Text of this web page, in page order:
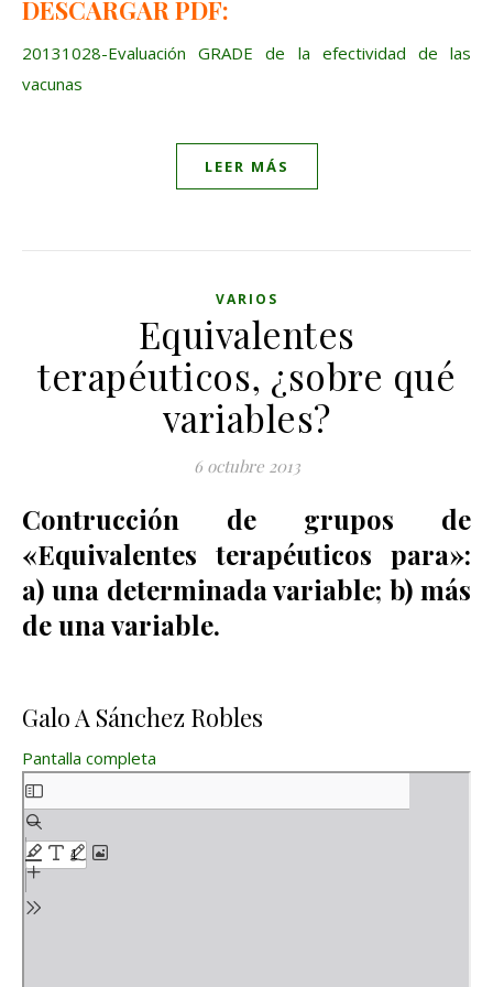
DESCARGAR PDF:
20131028-Evaluación GRADE de la efectividad de las
vacunas
LEER MÁS
VARIOS
Equivalentes
terapéuticos, ¿sobre qué
variables?
6 octubre 2013
Contrucción de grupos de
«Equivalentes terapéuticos para»:
a) una determinada variable; b) más
de una variable.
Galo A Sánchez Robles
Pantalla completa
Saltar al contenido del PDF